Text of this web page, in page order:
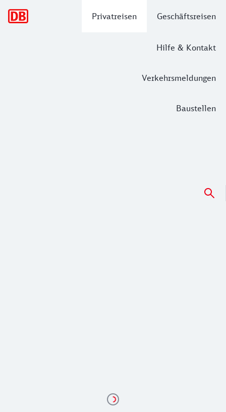
Privatreisen Geschäftsreisen
Hilfe & Kontakt
Verkehrsmeldungen
Baustellen